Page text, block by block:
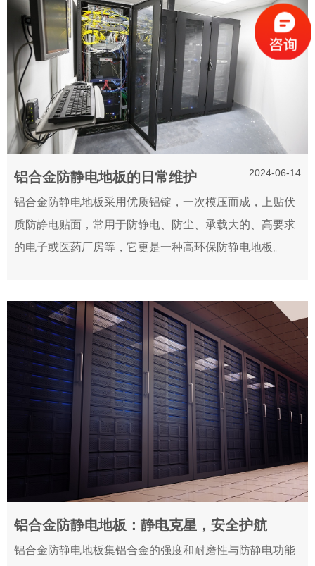
铝合金防静电地板的日常维护 2024-06-14
铝合金防静电地板采用优质铝锭，一次模压而成，上贴伏
质防静电贴面，常用于防静电、防尘、承载大的、高要求
的电子或医药厂房等，它更是一种高环保防静电地板。
铝合金防静电地板：静电克星，安全护航
2024-06-07
铝合金防静电地板集铝合金的强度和耐磨性与防静电功能